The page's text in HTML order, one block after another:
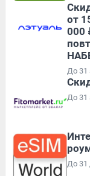
от
000
До 31
До 31
До 31